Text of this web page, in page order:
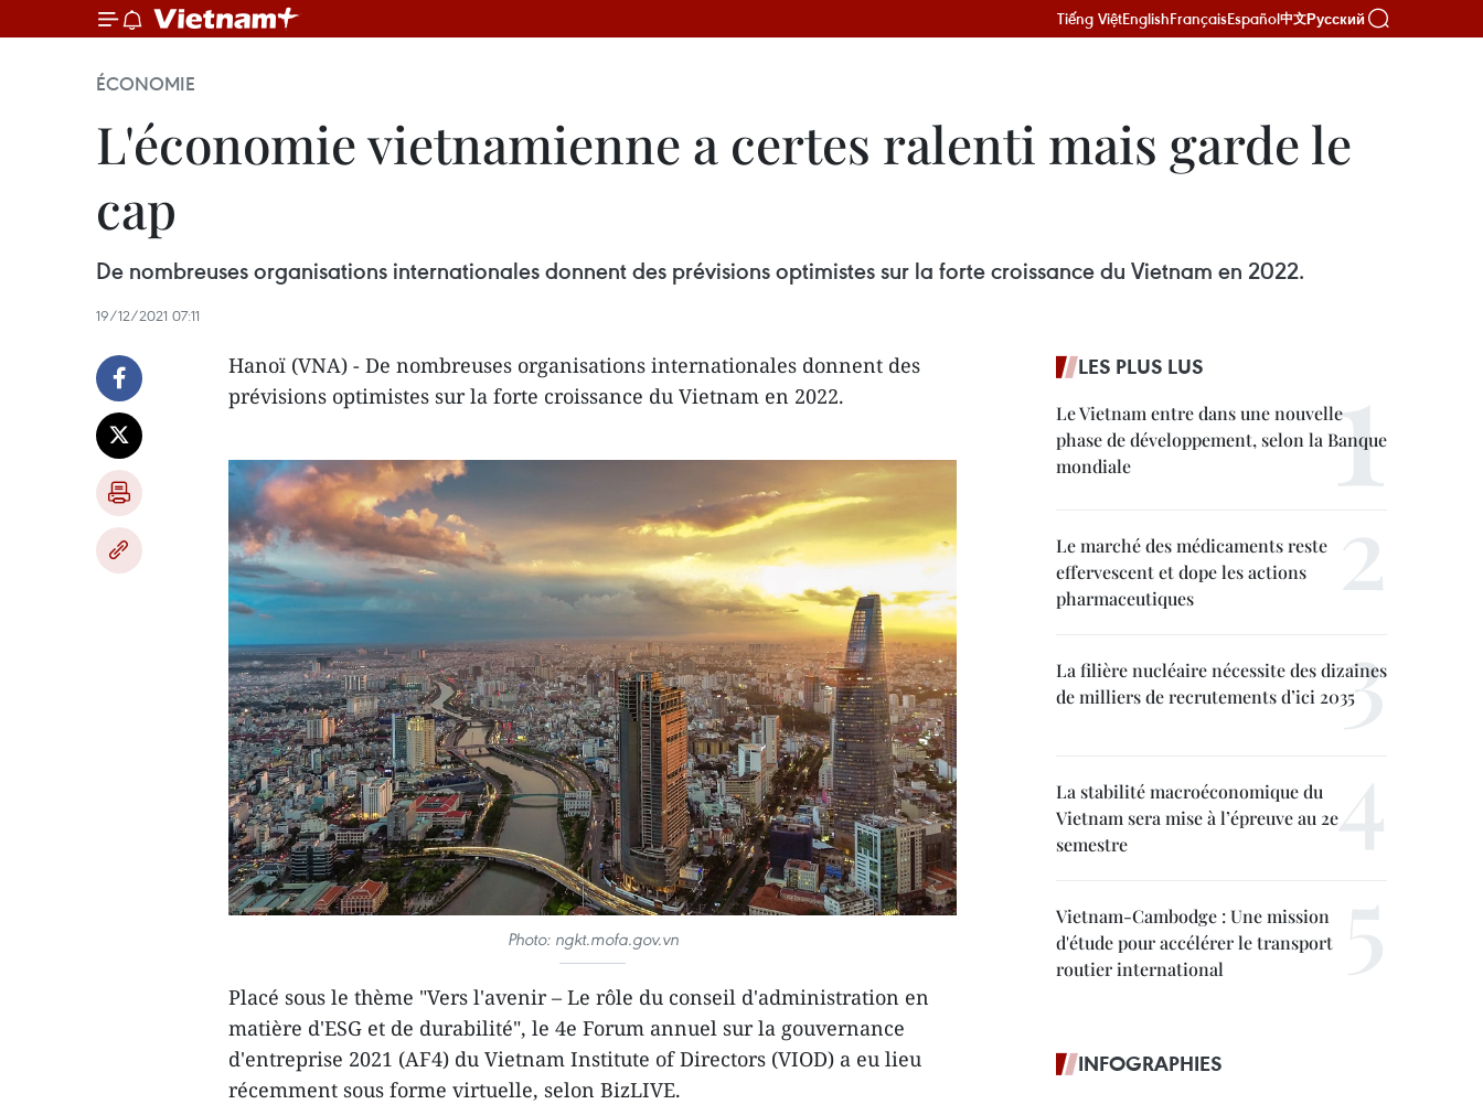
Tiếng ViệtEnglishFrançaisEspañol中文Русский
ÉCONOMIE
L'économie vietnamienne a certes ralenti mais garde le
cap
De nombreuses organisations internationales donnent des prévisions optimistes sur la forte croissance du Vietnam en 2022.
19/12/2021 07:11
Hanoï (VNA) - De nombreuses organisations internationales donnent des
prévisions optimistes sur la forte croissance du Vietnam en 2022.
Photo: ngkt.mofa.gov.vn
Placé sous le thème "Vers l'avenir – Le rôle du conseil d'administration en
matière d'ESG et de durabilité", le 4e Forum annuel sur la gouvernance
d'entreprise 2021 (AF4) du Vietnam Institute of Directors (VIOD) a eu lieu
récemment sous forme virtuelle, selon BizLIVE.
LES PLUS LUS
Le Vietnam entre dans une nouvelle
phase de développement, selon la Banque
mondiale
Le marché des médicaments reste
effervescent et dope les actions
pharmaceutiques
La filière nucléaire nécessite des dizaines
de milliers de recrutements d’ici 2035
La stabilité macroéconomique du
Vietnam sera mise à l’épreuve au 2e
semestre
Vietnam-Cambodge : Une mission
d'étude pour accélérer le transport
routier international
INFOGRAPHIES